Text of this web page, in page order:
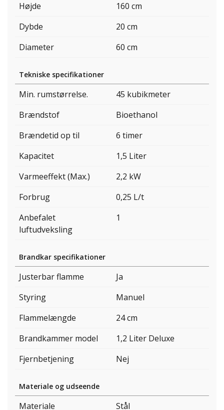
Højde
160 cm
Dybde
20 cm
Diameter
60 cm
Tekniske specifikationer
Min. rumstørrelse.
45 kubikmeter
Brændstof
Bioethanol
Brændetid op til
6 timer
Kapacitet
1,5 Liter
Varmeeffekt (Max.)
2,2 kW
Forbrug
0,25 L/t
Anbefalet
luftudveksling
1
Brandkar specifikationer
Justerbar flamme
Ja
Styring
Manuel
Flammelængde
24 cm
Brandkammer model
1,2 Liter Deluxe
Fjernbetjening
Nej
Materiale og udseende
Materiale Stål